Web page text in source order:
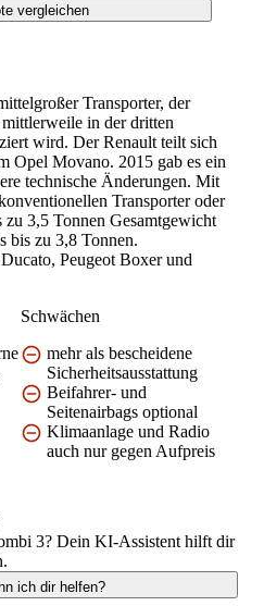
vergleichen
Transporter, der
in der dritten
wird. Der Renault teilt sich
Opel Movano. 2015 gab es ein
technische Änderungen. Mit
Transporter oder
3,5 Tonnen Gesamtgewicht
bis zu 3,8 Tonnen.
Peugeot Boxer und
Schwächen
mehr als bescheidene
Sicherheitsausstattung
Beifahrer- und
Seitenairbags optional
Klimaanlage und Radio
auch nur gegen Aufpreis
3? Dein KI-Assistent hilft dir
ich dir helfen?